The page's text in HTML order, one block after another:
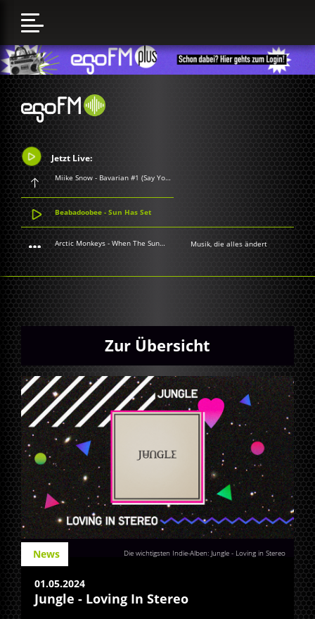
Jetzt Live:
Miike Snow - Bavarian #1 (Say You Will)
Beabadoobee - Sun Has Set
Arctic Monkeys - When The Sun Goes Down Musik, die alles ändert
Zur Übersicht
Die wichtigsten Indie-Alben: Jungle - Loving in Stereo
News
01.05.2024
Jungle - Loving In Stereo